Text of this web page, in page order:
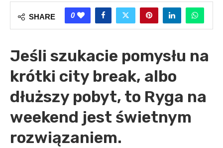
SHARE 0
Jeśli szukacie pomysłu na
krótki city break, albo
dłuższy pobyt, to Ryga na
weekend jest świetnym
rozwiązaniem.